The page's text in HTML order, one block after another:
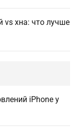
vs хна: что лучше
iPhone у